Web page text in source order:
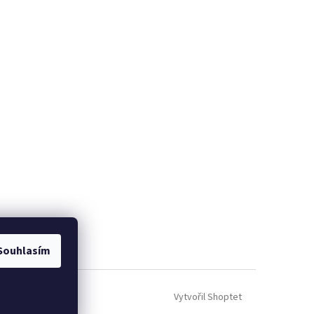
Vytvořil Shoptet